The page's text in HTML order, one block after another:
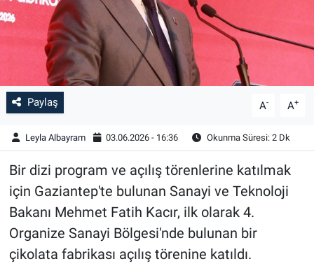
Paylaş A- A+
Leyla Albayram 03.06.2026 - 16:36 Okunma Süresi: 2 Dk
Bir dizi program ve açılış törenlerine katılmak
için Gaziantep'te bulunan Sanayi ve Teknoloji
Bakanı Mehmet Fatih Kacır, ilk olarak 4.
Organize Sanayi Bölgesi'nde bulunan bir
çikolata fabrikası açılış törenine katıldı.